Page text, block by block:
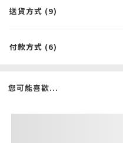
送貨方式 (9)
付款方式 (6)
您可能喜歡...